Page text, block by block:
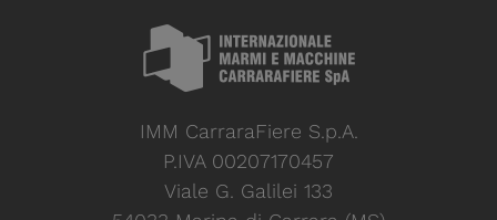
IMM CarraraFiere S.p.A.
P.IVA 00207170457
Viale G. Galilei 133